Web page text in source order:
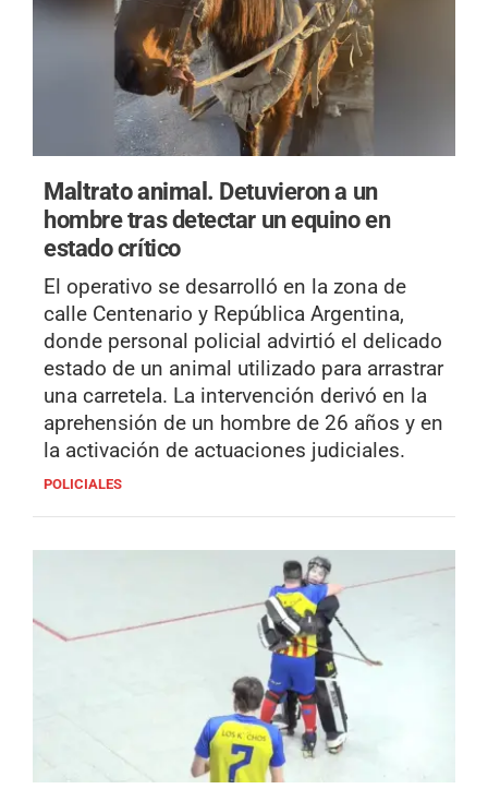
Maltrato animal. Detuvieron a un
hombre tras detectar un equino en
estado crítico
El operativo se desarrolló en la zona de
calle Centenario y República Argentina,
donde personal policial advirtió el delicado
estado de un animal utilizado para arrastrar
una carretela. La intervención derivó en la
aprehensión de un hombre de 26 años y en
la activación de actuaciones judiciales.
POLICIALES